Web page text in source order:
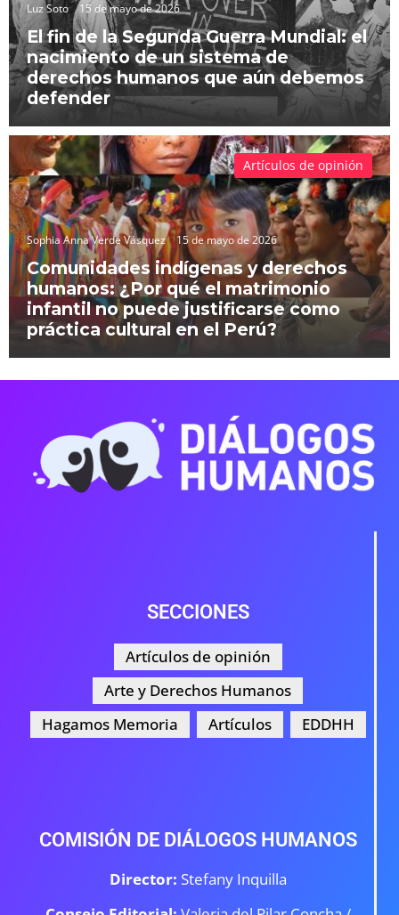
Luz Soto 15 de mayo de 2026
El fin de la Segunda Guerra Mundial: el
nacimiento de un sistema de
derechos humanos que aún debemos
defender
Sophia Anna Verde Vásquez 15 de mayo de 2026
Comunidades indígenas y derechos
humanos: ¿Por qué el matrimonio
infantil no puede justificarse como
práctica cultural en el Perú?
Artículos de opinión
SECCIONES
Artículos de opinión
Arte y Derechos Humanos
Hagamos Memoria
Artículos EDDHH
COMISIÓN DE DIÁLOGOS HUMANOS
Director: Stefany Inquilla